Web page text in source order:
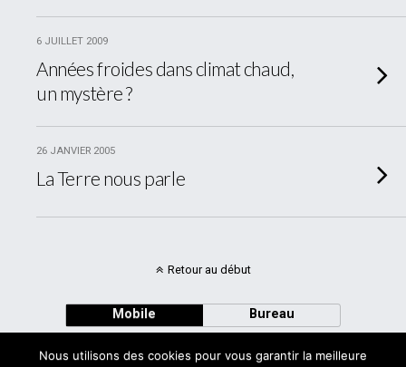
6 JUILLET 2009
Années froides dans climat chaud,
un mystère ?
26 JANVIER 2005
La Terre nous parle
Retour au début
Mobile Bureau
Nous utilisons des cookies pour vous garantir la meilleure